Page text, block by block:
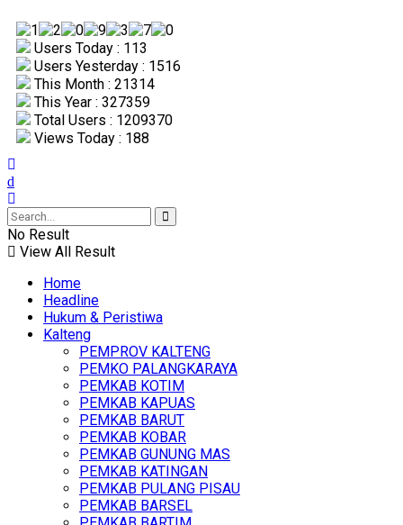
Users Today : 113
Users Yesterday : 1516
This Month : 21314
This Year : 327359
Total Users : 1209370
Views Today : 188
No Result
View All Result
Home
Headline
Hukum & Peristiwa
Kalteng
PEMPROV KALTENG
PEMKO PALANGKARAYA
PEMKAB KOTIM
PEMKAB KAPUAS
PEMKAB BARUT
PEMKAB KOBAR
PEMKAB GUNUNG MAS
PEMKAB KATINGAN
PEMKAB PULANG PISAU
PEMKAB BARSEL